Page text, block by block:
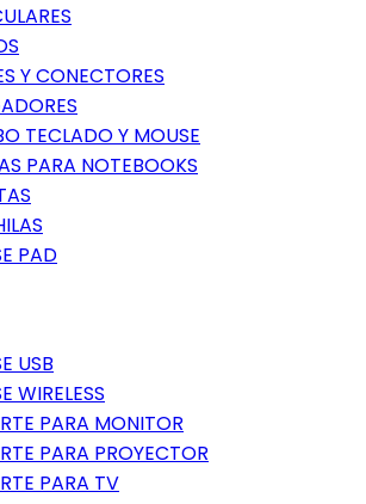
Y CONECTORES
TECLADO Y MOUSE
PARA NOTEBOOKS
PAD
USB
WIRELESS
PARA MONITOR
PARA PROYECTOR
PARA TV